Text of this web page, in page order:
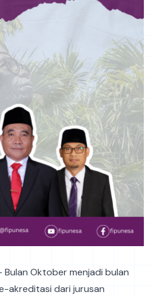
Bulan Oktober menjadi bulan
akreditasi dari jurusan